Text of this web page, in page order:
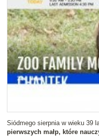
Siódmego sierpnia w wieku 39
pierwszych małp, które